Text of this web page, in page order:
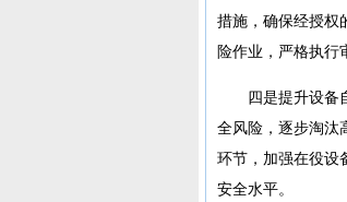
措施，确保经授权
险作业，严格执行
四是提升设备
全风险，逐步淘汰
环节，加强在役设
安全水平。